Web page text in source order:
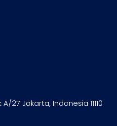
27 Jakarta, Indonesia 11110